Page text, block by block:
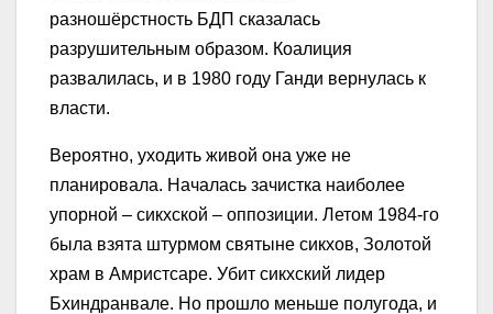
разношёрстность БДП сказалась
разрушительным образом. Коалиция
развалилась, и в 1980 году Ганди вернулась к
власти.
Вероятно, уходить живой она уже не
планировала. Началась зачистка наиболее
упорной – сикхской – оппозиции. Летом 1984-го
была взята штурмом святыне сикхов, Золотой
храм в Амристсаре. Убит сикхский лидер
Бхиндранвале. Но прошло меньше полугода, и